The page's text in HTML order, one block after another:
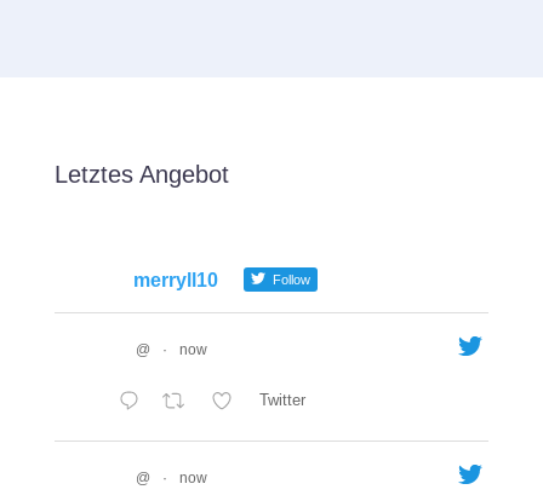
Letztes Angebot
merryll10 Follow
@ · now
Twitter
@ · now